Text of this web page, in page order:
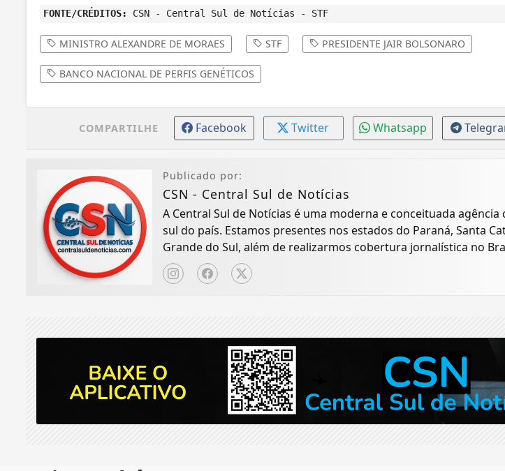
FONTE/CRÉDITOS: CSN - Central Sul de Notícias - STF
MINISTRO ALEXANDRE DE MORAES STF PRESIDENTE JAIR BOLSONARO
BANCO NACIONAL DE PERFIS GENÉTICOS
COMPARTILHE Facebook Twitter Whatsapp
Publicado por:
CSN - Central Sul de Notícias
A Central Sul de Notícias é uma moderna e conceituada
sul do país. Estamos presentes nos estados do Paraná, Santa
Grande do Sul, além de realizarmos cobertura jornalística no